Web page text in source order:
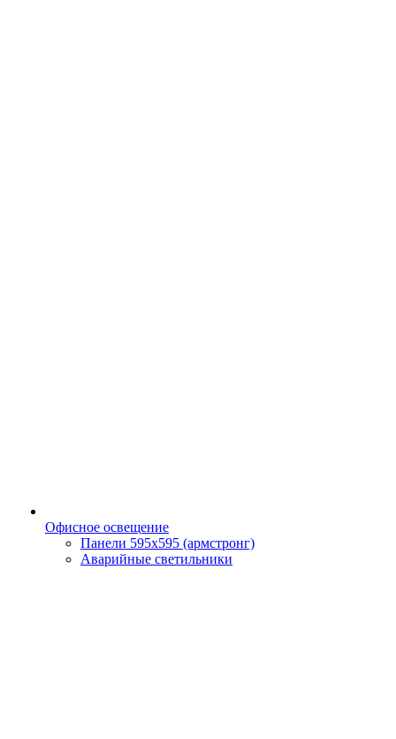
Офисное освещение
Панели 595х595 (армстронг)
Аварийные светильники